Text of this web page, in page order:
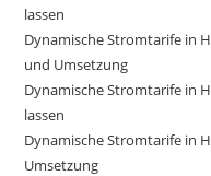
lassen
Dynamische Stromtarife in
und Umsetzung
Dynamische Stromtarife in
lassen
Dynamische Stromtarife in
Umsetzung